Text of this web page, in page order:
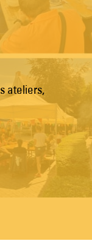
ateliers,